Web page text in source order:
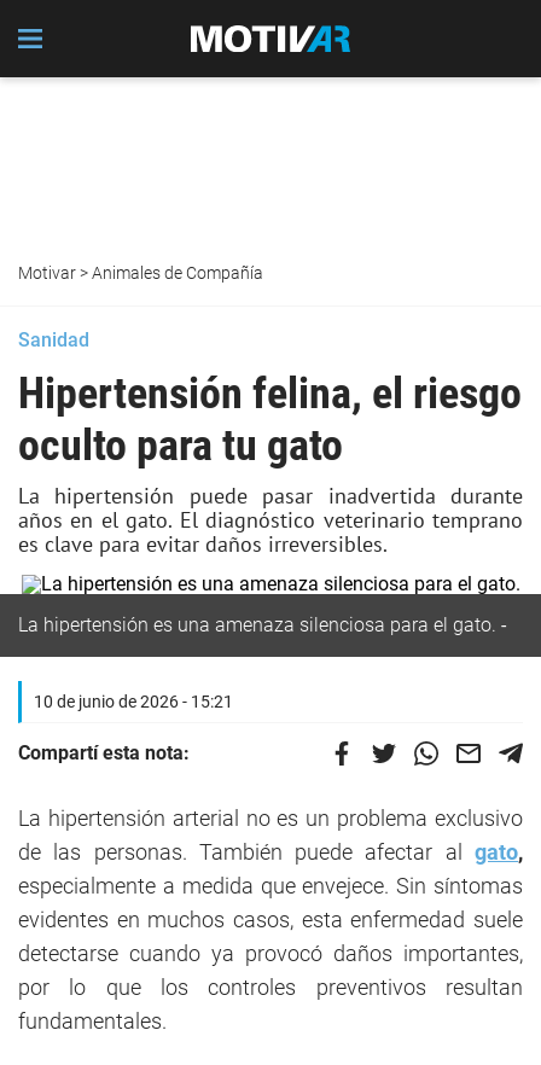
Motivar>Animales de Compañía
Sanidad
Hipertensión felina, el riesgo
oculto para tu gato
La hipertensión puede pasar inadvertida durante
años en el gato. El diagnóstico veterinario temprano
es clave para evitar daños irreversibles.
La hipertensión es una amenaza silenciosa para el gato.
10 de junio de 2026 - 15:21
Compartí esta nota:
La hipertensión arterial no es un problema exclusivo
de las personas. También puede afectar al gato,
especialmente a medida que envejece. Sin síntomas
evidentes en muchos casos, esta enfermedad suele
detectarse cuando ya provocó daños importantes,
por lo que los controles preventivos resultan
fundamentales.